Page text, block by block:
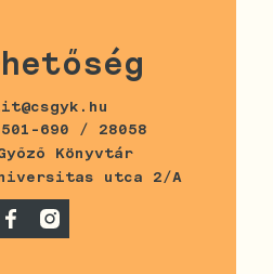
690 / 28058
Könyvtár
utca 2/A